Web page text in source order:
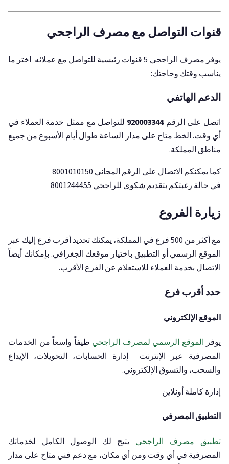
قنوات التواصل مع مصرف الراجحي
يوفر مصرف الراجحي 5 قنوات رئيسية للتواصل مع عملائه اختر ما
يناسب وقتك وحاجتك:
الدعم الهاتفي
اتصل على الرقم920003344 للتواصل مع ممثل خدمة العملاء في
أي وقت. الخط متاح على مدار الساعة طوال أيام الأسبوع من جميع
مناطق المملكة.
كما يمكنكم الاتصال على الرقم المجاني 8001010150
في حالة رغبتكم بتقديم شكوى للراجحي 8001244455
زيارة الفروع
مع أكثر من 500 فرع في المملكة، يمكنك تحديد أقرب فرع إليك عبر
الموقع الرسمي أو التطبيق باختيار موقعك الجغرافي. بإمكانك أيضاً
الاتصال بخدمة العملاء للاستعلام عن الفرع الأقرب.
حدد أقرب فرع
الموقع الإلكتروني
يوفر الموقع الرسمي لمصرف الراجحي طيفاً واسعاً من الخدمات
المصرفية عبر الإنترنت إدارة الحسابات، التحويلات، الإيداع
والسحب، والتسوق الإلكتروني.
إدارة كاملة أونلاين
التطبيق المصرفي
تطبيق مصرف الراجحي يتيح لك الوصول الكامل لخدماتك
المصرفية في أي وقت ومن أي مكان، مع دعم فني متاح على مدار